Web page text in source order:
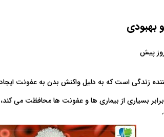
بهبودی
زندگی است که به دلیل واکنش بدن به عفونت
بسیاری از بیماری ها و عفونت ها محافظت می کند،